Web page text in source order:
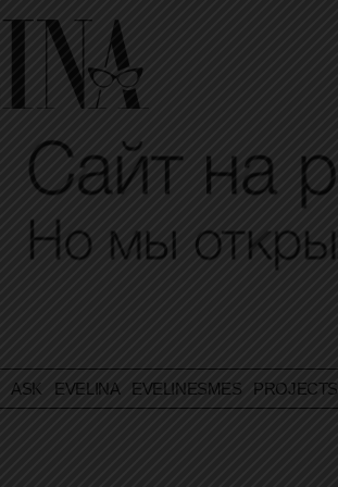
ASK EVELINA EVELINESMES PROJECTS